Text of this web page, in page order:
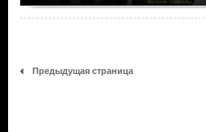
Предыдущая страница